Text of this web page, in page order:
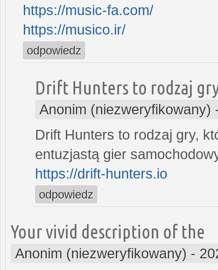
https://music-fa.com/
https://musico.ir/
odpowiedz
Drift Hunters to rodzaj
Anonim (niezweryfikowany)
Drift Hunters to rodzaj gry,
entuzjastą gier
https://drift-hunters.io
odpowiedz
Your vivid description of the
Anonim (niezweryfikowany) -